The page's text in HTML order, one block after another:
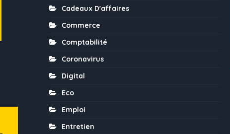
Cadeaux D'affaires
Commerce
Comptabilité
Coronavirus
Digital
Eco
Emploi
Entretien